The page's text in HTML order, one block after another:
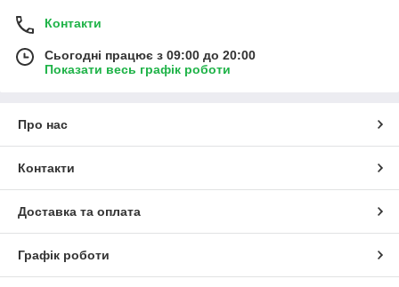
Контакти
Сьогодні працює з 09:00 до 20:00
Показати весь графік роботи
Про нас
Контакти
Доставка та оплата
Графік роботи